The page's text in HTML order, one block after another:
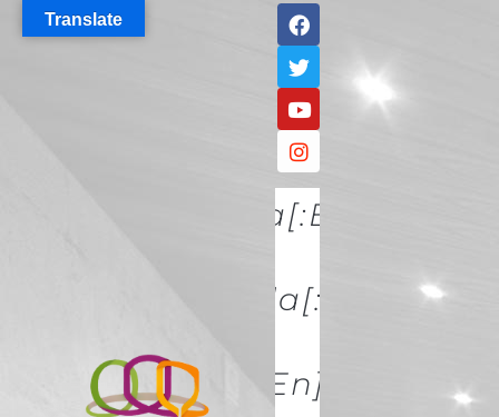
[:es]Conócela[:en]KNOW
Translate